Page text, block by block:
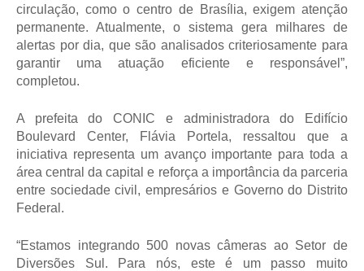
circulação, como o centro de Brasília, exigem atenção
permanente. Atualmente, o sistema gera milhares de
alertas por dia, que são analisados criteriosamente para
garantir uma atuação eficiente e responsável”,
completou.
A prefeita do CONIC e administradora do Edifício
Boulevard Center, Flávia Portela, ressaltou que a
iniciativa representa um avanço importante para toda a
área central da capital e reforça a importância da parceria
entre sociedade civil, empresários e Governo do Distrito
Federal.
“Estamos integrando 500 novas câmeras ao Setor de
Diversões Sul. Para nós, este é um passo muito